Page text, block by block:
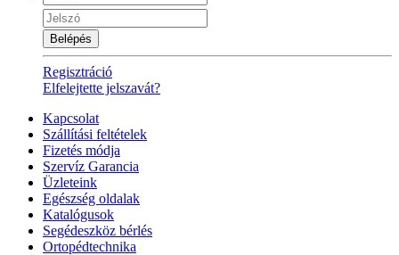
Belépés
Regisztráció
Elfelejtette jelszavát?
Kapcsolat
Szállítási feltételek
Fizetés módja
Szervíz Garancia
Üzleteink
Egészség oldalak
Katalógusok
Segédeszköz bérlés
Ortopédtechnika